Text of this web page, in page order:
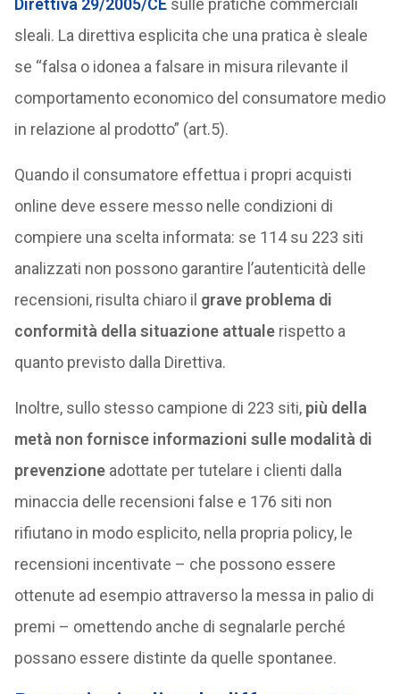
Direttiva 29/2005/CEsulle pratiche commerciali
sleali. La direttiva esplicita che una pratica è sleale
se “falsa o idonea a falsare in misura rilevante il
comportamento economico del consumatore medio
in relazione al prodotto” (art.5).
Quando il consumatore effettua i propri acquisti
online deve essere messo nelle condizioni di
compiere una scelta informata: se 114 su 223 siti
analizzati non possono garantire l’autenticità delle
recensioni, risulta chiaro il grave problema di
conformità della situazione attuale rispetto a
quanto previsto dalla Direttiva.
Inoltre, sullo stesso campione di 223 siti, più della
metà non fornisce informazioni sulle modalità di
prevenzioneadottate per tutelare i clienti dalla
minaccia delle recensioni false e 176 siti non
rifiutano in modo esplicito, nella propria policy, le
recensioni incentivate – che possono essere
ottenute ad esempio attraverso la messa in palio di
premi – omettendo anche di segnalarle perché
possano essere distinte da quelle spontanee.